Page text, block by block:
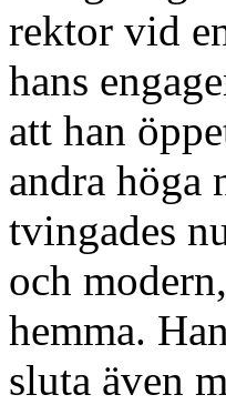
rektor vid
hans
att han
andra höga
tvingades
och
hemma.
sluta även